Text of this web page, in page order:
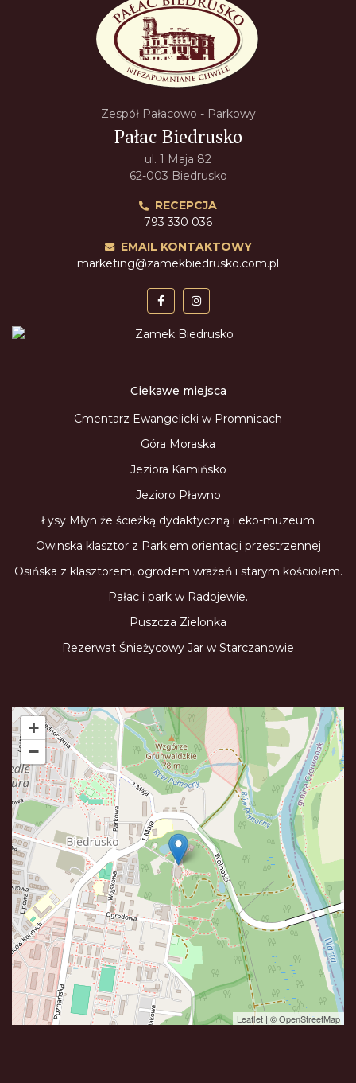
Zespół Pałacowo - Parkowy
Pałac Biedrusko
ul. 1 Maja 82
62-003 Biedrusko
RECEPCJA
793 330 036
EMAIL KONTAKTOWY
marketing@zamekbiedrusko.com.pl
Ciekawe miejsca
Cmentarz Ewangelicki w Promnicach
Góra Moraska
Jeziora Kamińsko
Jezioro Pławno
Łysy Młyn że ścieżką dydaktyczną i eko-muzeum
Owinska klasztor z Parkiem orientacji przestrzennej
Osińska z klasztorem, ogrodem wrażeń i starym kościołem.
Pałac i park w Radojewie.
Puszcza Zielonka
Rezerwat Śnieżycowy Jar w Starczanowie
+
−
Leaflet | ©OpenStreetMap